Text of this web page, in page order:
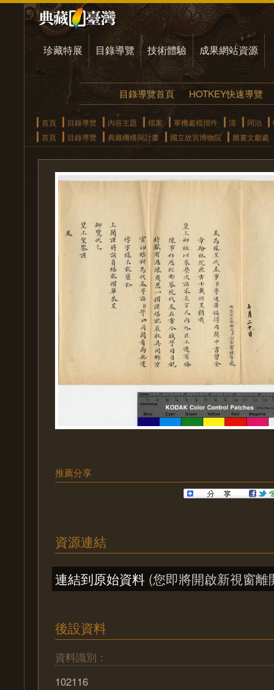
珍藏特展 目錄導覽 技術體驗 成果網站資源
目錄導覽首頁 HOTKEY快速導覽
首頁 目錄導覽 內容主題 檔案 軍機處檔摺件 清 同治
首頁
目錄導覽 典藏機構與計畫 國立故宮博物院 圖書文獻處
推薦分享
資源連結
連結到原始資料 (您即將開啟新視窗離
後設資料
資料識別：
102116